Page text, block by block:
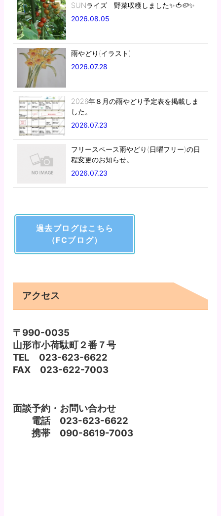
SUNライズ 野菜収穫しました✨🍅🥔✨
2026.08.05
雨やどり(イラスト)
2026.07.28
2026年８月の雨やどり予定表を掲載しま
した。
2026.07.23
フリースペース雨やどり(日曜フリー)の日
程変更のお知らせ。
2026.07.23
過去ブログはこちら
（FCブログ）
アクセス
〒990-0035
山形市小荷駄町２番７号
TEL 023-623-6622
FAX 023-622-7003
面談予約・お問い合わせ
電話 023-623-6622
携帯 090-8619-7003